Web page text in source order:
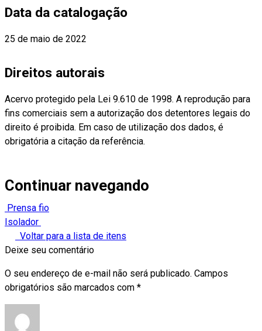
Data da catalogação
25 de maio de 2022
Direitos autorais
Acervo protegido pela Lei 9.610 de 1998. A reprodução para
fins comerciais sem a autorização dos detentores legais do
direito é proibida. Em caso de utilização dos dados, é
obrigatória a citação da referência.
Continuar navegando
Prensa fio
Isolador
Voltar para a lista de itens
Deixe seu comentário
O seu endereço de e-mail não será publicado. Campos
obrigatórios são marcados com *